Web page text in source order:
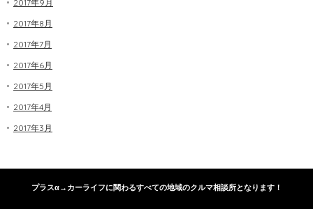
2017年9月
2017年8月
2017年7月
2017年6月
2017年5月
2017年4月
2017年3月
プラスα→カーライフに関わるすべての地域のクルマ相談所となります！